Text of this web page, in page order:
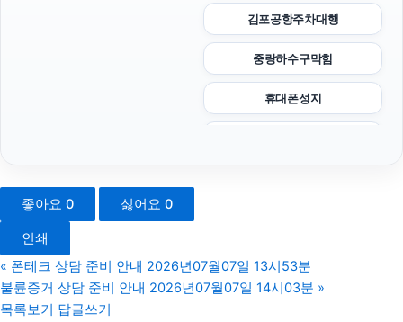
김포공항주차대행
중랑하수구막힘
휴대폰성지
수원흥신소
의정부이혼전문변호사
좋아요 0 싫어요 0
인쇄
« 폰테크 상담 준비 안내 2026년07월07일 13시53분
불륜증거 상담 준비 안내 2026년07월07일 14시03분 »
목록보기
답글쓰기